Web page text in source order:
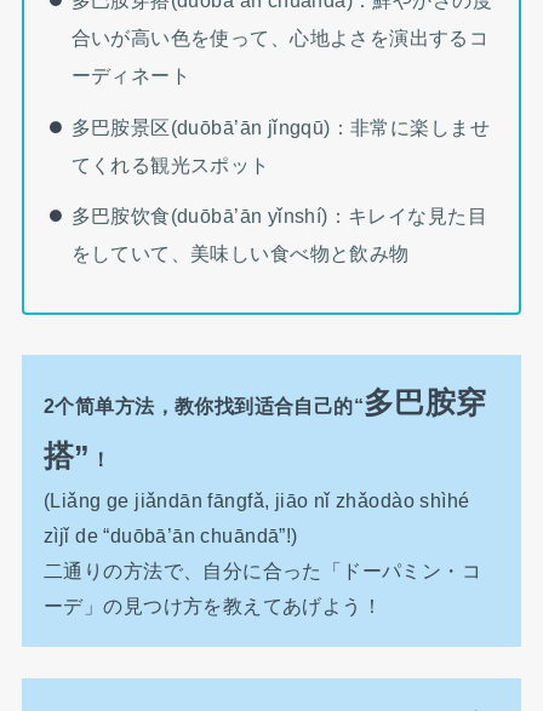
合いが高い色を使って、心地よさを演出するコ
ーディネート
多巴胺景区(duōbā’ān jǐngqū)：非常に楽しませ
てくれる観光スポット
多巴胺饮食(duōbā’ān yǐnshí)：キレイな見た目
をしていて、美味しい食べ物と飲み物
2个简单方法，教你找到适合自己的“多巴胺穿
搭” ！
(Liǎng ge jiǎndān fāngfǎ, jiāo nǐ zhǎodào shìhé
zìjǐ de “duōbā’ān chuāndā”!)
二通りの方法で、自分に合った「ドーパミン・コ
ーデ」の見つけ方を教えてあげよう！